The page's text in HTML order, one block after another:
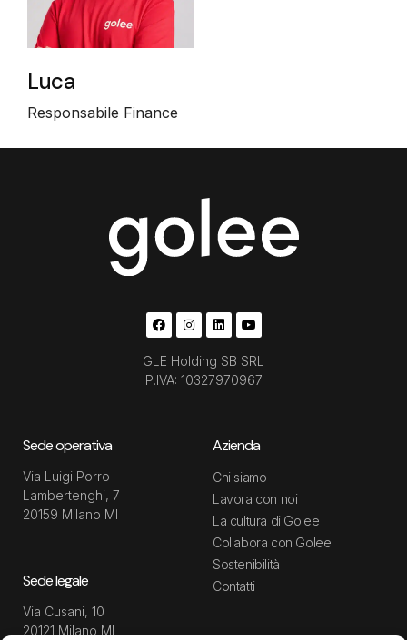
Luca
Responsabile Finance
GLE Holding SB SRL
P.IVA: 10327970967
Sede operativa
Via Luigi Porro
Lambertenghi, 7
20159 Milano MI
Sede legale
Via Cusani, 10
20121 Milano MI
Azienda
Chi siamo
Lavora con noi
La cultura di Golee
Collabora con Golee
Sostenibilità
Contatti